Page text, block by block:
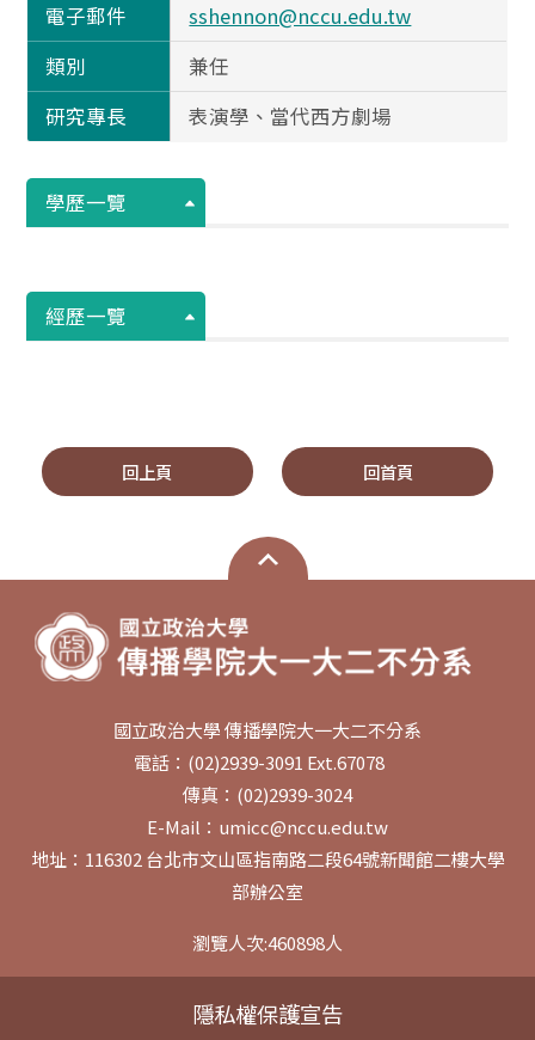
電子郵件
sshennon@nccu.edu.tw
類別
兼任
研究專長
表演學、當代西方劇場
學歷一覽
經歷一覽
回上頁 回首頁
國立政治大學 傳播學院大一大二不分系
電話：(02)2939-3091 Ext.67078
傳真：(02)2939-3024
E-Mail：umicc@nccu.edu.tw
地址：116302 台北市文山區指南路二段64號新聞館二樓大學
部辦公室
瀏覽人次:460898人
隱私權保護宣告